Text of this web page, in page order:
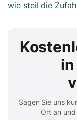
wie steil die
Sagen Sie uns
Ort an